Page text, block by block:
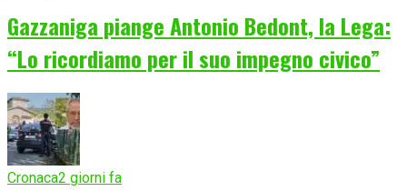
Gazzaniga piange Antonio Bedont, la Lega:
“Lo ricordiamo per il suo impegno civico”
Cronaca2 giorni fa